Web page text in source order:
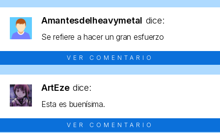
Amantesdelheavymetal dice:
Se refiere a hacer un gran esfuerzo
VER COMENTARIO
ArtEze dice:
Esta es buenísima.
VER COMENTARIO